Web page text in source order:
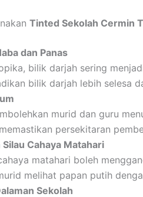
Tinted Sekolah Cermin
dan Panas
bilik darjah sering
bilik darjah lebih selesa
murid dan guru
memastikan persekitaran
Cahaya Matahari
matahari boleh
melihat papan putih
Sekolah